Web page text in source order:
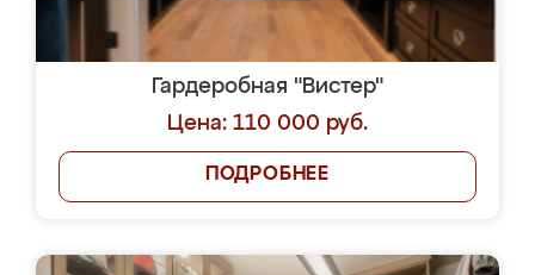
Гардеробная "Вистер"
Цена: 110 000 руб.
ПОДРОБНЕЕ